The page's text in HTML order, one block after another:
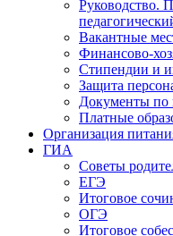
Руководство.
Вакантные
Финансово-
Стипендии и
Защита
Документы по
Платные
Организация
ГИА
Советы
ЕГЭ
Итоговое
ОГЭ
Итоговое